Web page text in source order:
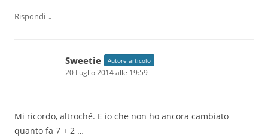
Rispondi ↓
Sweetie Autore articolo
20 Luglio 2014 alle 19:59
Mi ricordo, altroché. E io che non ho ancora cambiato
quanto fa 7 + 2 …